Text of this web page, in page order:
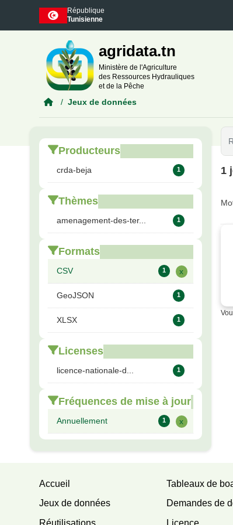
Skip to main content
République
Tunisienne
agridata.tn
Ministère de l'Agriculture
des Ressources Hydrauliques
et de la Pêche
Jeux de données
Producteurs
crda-beja 1
Thèmes
amenagement-des-ter... 1
Formats
CSV 1 x
GeoJSON 1
XLSX 1
Licenses
licence-nationale-d... 1
Fréquences de mise à jour
Annuellement 1 x
1
Accueil
Jeux de données
Réutilisations
Tableaux de
Demandes de
Licence